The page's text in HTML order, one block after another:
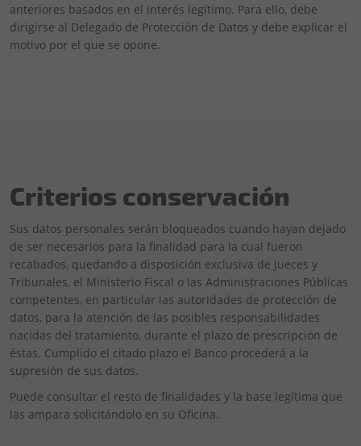
anteriores basados en el interés legítimo. Para ello, debe
dirigirse al Delegado de Protección de Datos y debe explicar el
motivo por el que se opone.
Criterios conservación
Sus datos personales serán bloqueados cuando hayan dejado
de ser necesarios para la finalidad para la cual fueron
recabados, quedando a disposición exclusiva de Jueces y
Tribunales, el Ministerio Fiscal o las Administraciones Públicas
competentes, en particular las autoridades de protección de
datos, para la atención de las posibles responsabilidades
nacidas del tratamiento, durante el plazo de prescripción de
éstas. Cumplido el citado plazo el Banco procederá a la
supresión de sus datos.
Puede consultar el resto de finalidades y la base legítima que
las ampara solicitándolo en su Oficina.